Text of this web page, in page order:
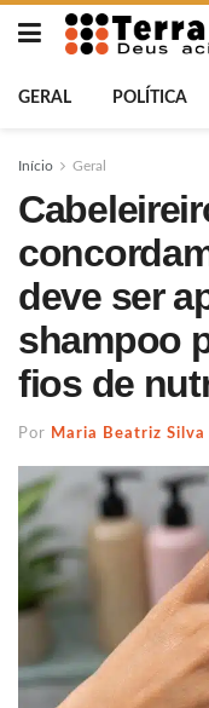
GERAL POLÍTICA
Início Geral
deve ser
shampoo
fios de
Por Maria Beatriz Silva